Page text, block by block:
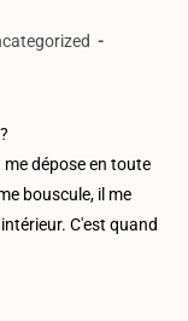
me dépose en toute
bouscule, il me
C'est quand